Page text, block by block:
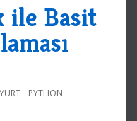
ile Basit
PYTHON